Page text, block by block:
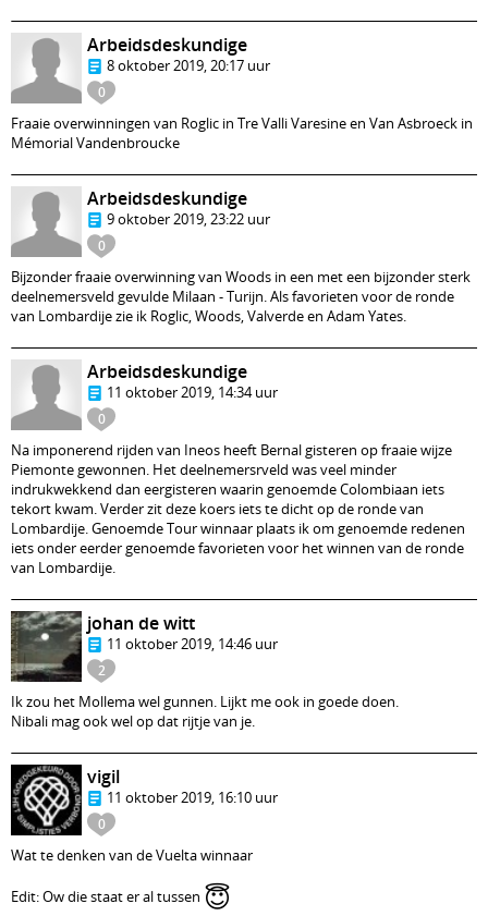
0
Arbeidsdeskundige
8 oktober 2019, 20:17 uur
Fraaie overwinningen van Roglic in Tre Valli Varesine en Van Asbroeck in
Mémorial Vandenbroucke
0
Arbeidsdeskundige
9 oktober 2019, 23:22 uur
Bijzonder fraaie overwinning van Woods in een met een bijzonder sterk
deelnemersveld gevulde Milaan - Turijn. Als favorieten voor de ronde
van Lombardije zie ik Roglic, Woods, Valverde en Adam Yates.
0
Arbeidsdeskundige
11 oktober 2019, 14:34 uur
Na imponerend rijden van Ineos heeft Bernal gisteren op fraaie wijze
Piemonte gewonnen. Het deelnemersrveld was veel minder
indrukwekkend dan eergisteren waarin genoemde Colombiaan iets
tekort kwam. Verder zit deze koers iets te dicht op de ronde van
Lombardije. Genoemde Tour winnaar plaats ik om genoemde redenen
iets onder eerder genoemde favorieten voor het winnen van de ronde
van Lombardije.
2
johan de witt
11 oktober 2019, 14:46 uur
Ik zou het Mollema wel gunnen. Lijkt me ook in goede doen.
Nibali mag ook wel op dat rijtje van je.
0
vigil
11 oktober 2019, 16:10 uur
Wat te denken van de Vuelta winnaar
Edit: Ow die staat er al tussen 😇